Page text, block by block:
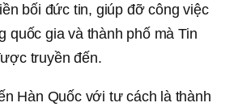
bối đức tin, giúp đỡ công việc
quốc gia và thành phố mà Tin
truyền đến.
Hàn Quốc với tư cách là thành